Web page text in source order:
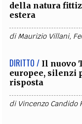
della natura
estera
diMaurizio Villani,
DIRITTO / Il nuovo
europee, silenzi
risposta
di Vincenzo Candido